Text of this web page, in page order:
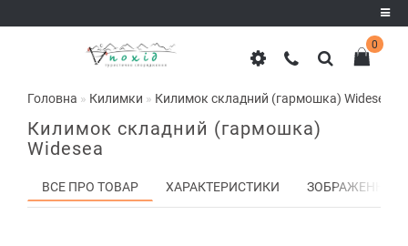
Реєстрація
Авторизація
0
Головна Килимки Килимок складний (гармошка) Widesea
Килимок складний (гармошка)
Widesea
ВСЕ ПРО ТОВАР ХАРАКТЕРИСТИКИ ЗОБРАЖЕННЯ